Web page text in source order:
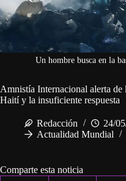
Un hombre busca en la
Amnistía Internacional alerta
Haití y la insuficiente respuesta
Redacción
24/
Actualidad Mundial
Comparte esta noticia